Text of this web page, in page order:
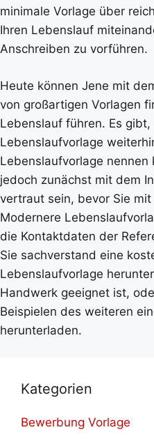
minimale Vorlage über
Ihren Lebenslauf
Anschreiben zu vorführen.
Heute können Jene mit
von großartigen Vorlagen
Lebenslauf führen. Es
Lebenslaufvorlage
Lebenslaufvorlage nennen
jedoch zunächst mit dem
vertraut sein, bevor Sie
Modernere
die Kontaktdaten der
Sie sachverstand eine
Lebenslaufvorlage
Handwerk geeignet ist,
Beispielen des weiteren
herunterladen.
Kategorien
Bewerbung Vorlage